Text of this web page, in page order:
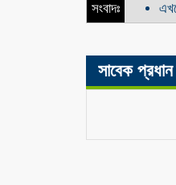
সংবাদঃ
সাবেক প্রধান